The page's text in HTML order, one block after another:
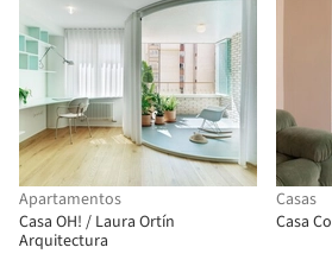
Apartamentos
Casa OH! / Laura Ortín
Arquitectura
Casas
Casa